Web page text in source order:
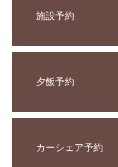
施設予約
夕飯予約
カーシェア予約